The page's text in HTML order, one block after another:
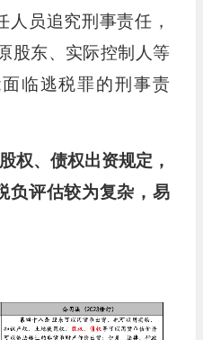
人员追究刑事责任，
股东、实际控制人等
临逃税罪的刑事责
权、债权出资规定，
负评估较为复杂，易